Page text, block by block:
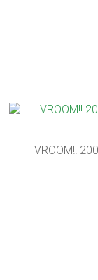
VROOM!!